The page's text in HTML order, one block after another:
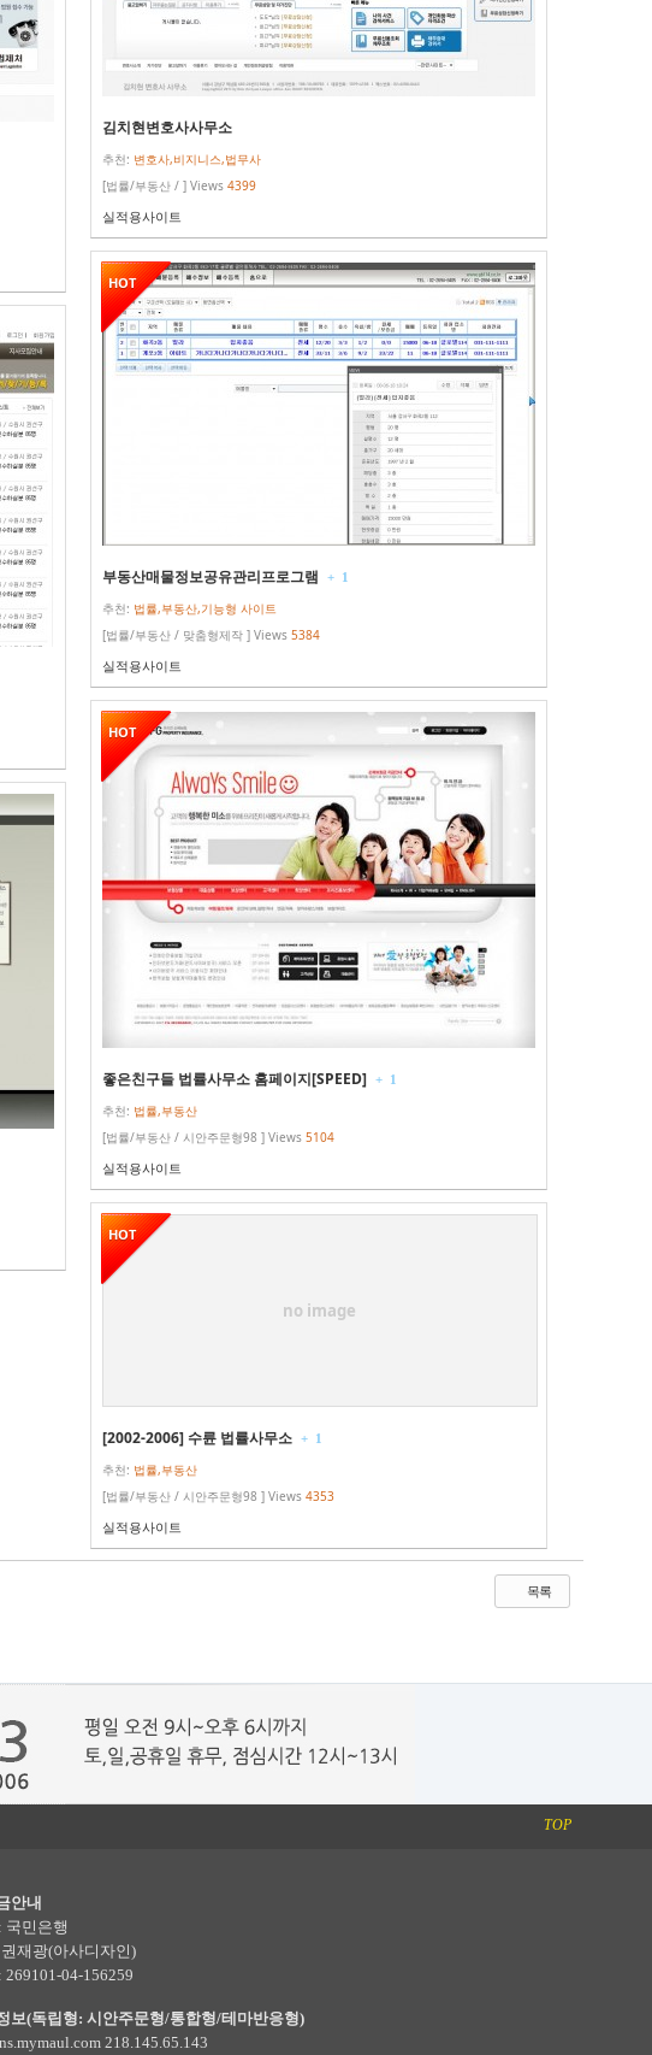
김치현변호사사무소
추천: 변호사,비지니스,법무사
[법률/부동산 / ] Views 4399
실적용사이트
HOT
부동산매물정보공유관리프로그램 + 1
추천: 법률,부동산,기능형 사이트
[법률/부동산 / 맞춤형제작 ] Views 5384
실적용사이트
HOT
좋은친구들 법률사무소 홈페이지[SPEED] + 1
추천: 법률,부동산
[법률/부동산 / 시안주문형98 ] Views 5104
실적용사이트
no image
HOT
[2002-2006] 수륜 법률사무소 + 1
추천: 법률,부동산
[법률/부동산 / 시안주문형98 ] Views 4353
실적용사이트
목록
TOP
안내
국민은행
재광(아사디자인)
269101-04-156259
보(독립형: 시안주문형/통합형/테마반응형)
218.145.65.143